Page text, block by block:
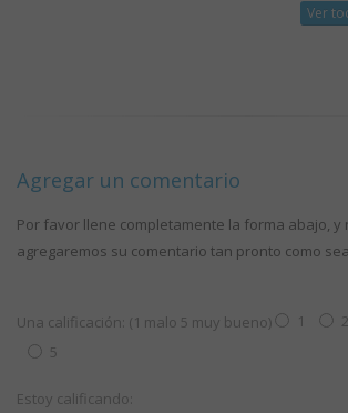
Ver
Agregar un comentario
Por favor llene completamente la forma abajo, y
agregaremos su comentario tan pronto como
Una calificación: (1 malo 5 muy bueno) 1 2
5
Estoy calificando: